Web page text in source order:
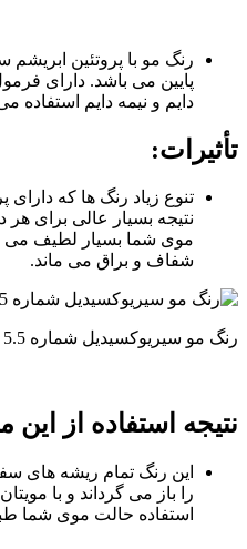
رنگ مو با پروتئین ابریشم
پایین می باشد. دارای
دایم و نیمه دایم استفاده
تأثیرات:
تنوع زیاد رنگ ها که
نتیجه بسیار عالی برای
موی شما بسیار لطیف می
شفاف و براق می ماند.
رنگ مو سیریوکسیدیل شماره 5.5
نتیجه استفاده از
این رنگ تمام ریشه های
را باز می گرداند و با
استفاده حالت موی شما